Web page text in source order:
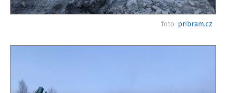
foto: pribram.cz